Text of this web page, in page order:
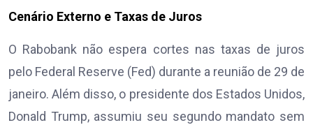
Cenário Externo e Taxas de Juros
O Rabobank não espera cortes nas taxas de juros
pelo Federal Reserve (Fed) durante a reunião de 29 de
janeiro. Além disso, o presidente dos Estados Unidos,
Donald Trump, assumiu seu segundo mandato sem